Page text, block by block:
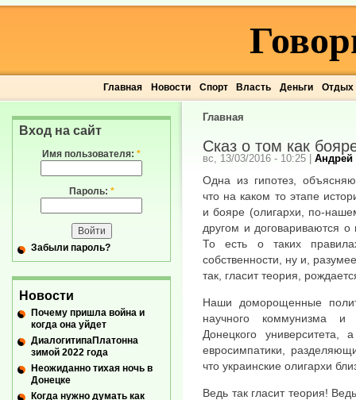
Главная Новости Спорт Власть Деньги Отдых
Главная
Сказ о том как
вс, 13/03/2016 - 10:25 | Андрей
Одна из гипотез,
что на каком то этапе
и бояре (олигархи, по-
другом и договариваются
То есть о таких
собственности, ну и,
так, гласит теория,
Наши доморощенные
научного коммунизма и
Донецкого университета,
евросимпатики,
что украинские олигархи
Ведь так гласит теория!
Вход на сайт
Имя пользователя: *
Пароль: *
Забыли пароль?
Новости
Почему пришла война и
когда она уйдет
ДиалогитипаПлатонна
зимой 2022 года
Неожиданно тихая ночь в
Донецке
Когда нужно думать как